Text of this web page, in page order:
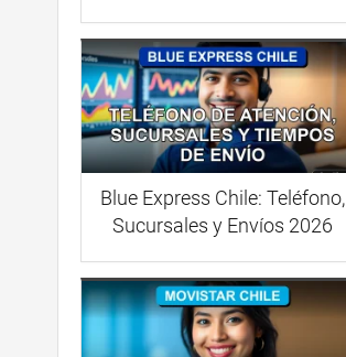
Blue Express Chile: Teléfono,
Sucursales y Envíos 2026